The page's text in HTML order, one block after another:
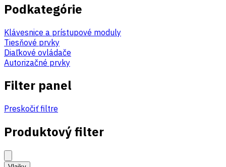
Podkategórie
Klávesnice a prístupové moduly
Tiesňové prvky
Diaľkové ovládače
Autorizačné prvky
Filter panel
Preskočiť filtre
Produktový filter